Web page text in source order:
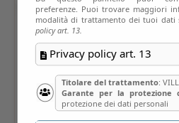
preferenze. Puoi trovare maggiori
modalità di trattamento dei tuoi dati
policy art. 13.
Privacy policy art. 13
Titolare del trattamento:
Garante per la protezione
protezione dei dati personali